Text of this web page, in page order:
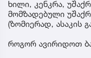
ხილი, კენკრა,
მომზადებული
(ზომიერად, ასაკის
როგორ ავირიდოთ